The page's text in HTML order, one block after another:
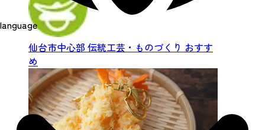
language
仙台市中心部 伝統工芸・ものづくり おすす
め